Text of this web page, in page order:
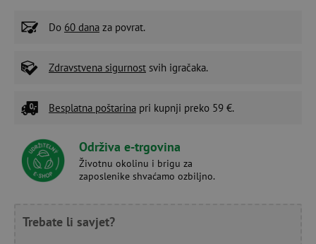
Do 60 dana za povrat.
Zdravstvena sigurnost svih igračaka.
Besplatna poštarina pri kupnji preko 59 €.
Održiva e-trgovina
Životnu okolinu i brigu za
zaposlenike shvaćamo ozbiljno.
Trebate li savjet?